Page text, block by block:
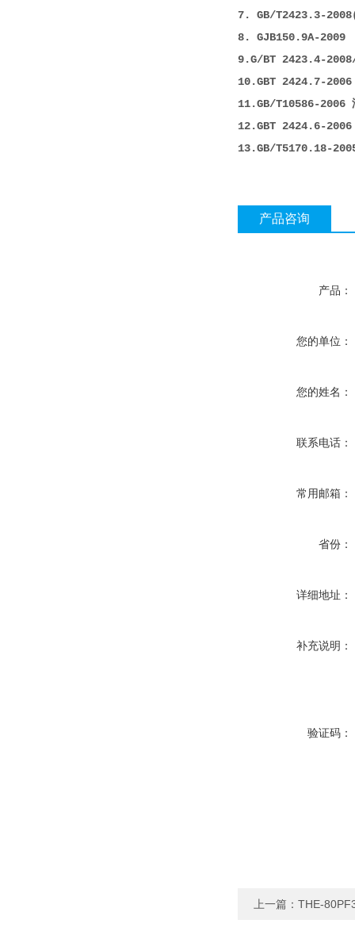
7. GB/T2423.3-
8.
9.G/BT 2423.4-
10.GBT 2424.7-2006
11.GB/T10586-2006
12.GBT 2424.6-
13.GB/T5170.18-
产品咨询
产品：
您的单位：
您的姓名：
联系电话：
常用邮箱：
省份：
详细地址：
补充说明：
验证码：
上一篇： THE-